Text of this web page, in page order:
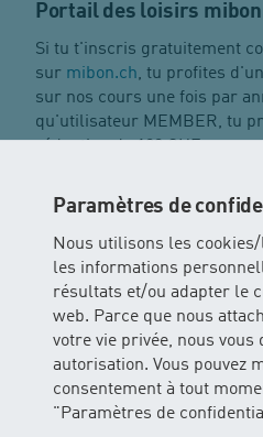
Paramètres de
Nous utilisons les
les informations
résultats et/ou adapter le
web. Parce que nous
votre vie privée, nous vous
autorisation. Vous pouvez
consentement à tout
"Paramètres de
Portail des loisirs
Si tu t'inscris gratuitement
sur mibon.ch, tu profites
sur nos cours une fois par
qu'utilisateur MEMBER, tu
réduction de 100 CHF par
mibon.ch.
Remise de la boutique
À chaque fois que tu
accumules des points de
contre des cadeaux
réduction. Les points sont